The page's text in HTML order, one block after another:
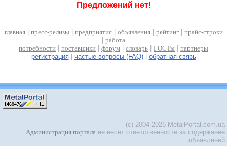
Предложений нет!
главная| пресс-релизы | предприятия| объявления| рейтинг| прайс-строки
работа
потребности
поставщики форум словарь ГОСТы
партнеры
регистрация| частые вопросы (FAQ)| обратная связь
(c) 2004-2026 MetalPortal.com.ua
Администрация портала не несет ответственности за содержание
объявлений